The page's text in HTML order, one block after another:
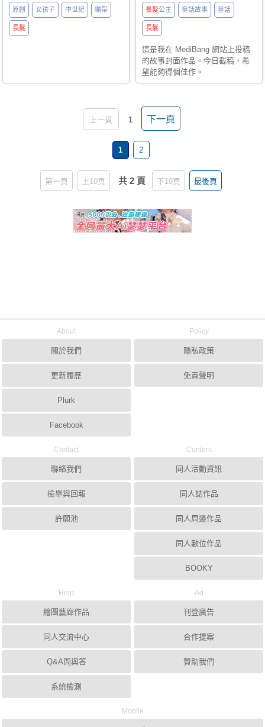
原創 女孩子 中世紀 繃帶
長髮
長髮公主 童話故事 童話
長髮
這是我在 MediBang 網站上投稿
的故事封面作品。今日截稿，希
望能夠得個佳作。
上一頁 1 下一頁
1 2
第一頁 上10頁 共 2 頁 下10頁 最後頁
About
關於我們
更新履歷
Plurk
Facebook
Policy
隱私政策
免責聲明
Contact
聯絡我們
檢舉與回報
許願池
Content
同人活動資訊
同人誌作品
同人周邊作品
同人數位作品
BOOKY
Help
繪圖藝廊作品
同人交流中心
Q&A問與答
系統檢測
Ad
刊登廣告
合作提案
贊助我們
Mobile